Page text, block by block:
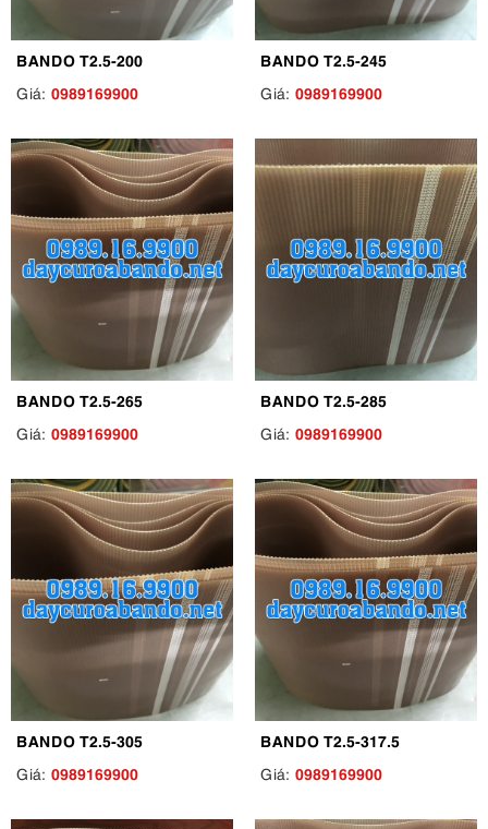
BANDO T2.5-200
Giá: 0989169900
BANDO T2.5-245
Giá: 0989169900
BANDO T2.5-265
Giá: 0989169900
BANDO T2.5-285
Giá: 0989169900
BANDO T2.5-305
Giá: 0989169900
BANDO T2.5-317.5
Giá: 0989169900